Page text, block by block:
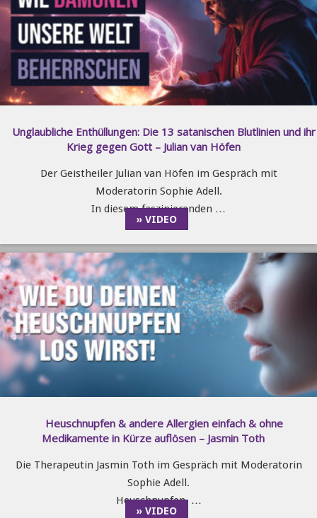
Unglaubliche Enthüllungen: Die 13 satanischen Blutlinien und ihr
Krieg gegen Gott – Julian van Höfen
Der Geistheiler Julian van Höfen im Gespräch mit
Moderatorin Sophie Adell.
In diesem faszinierenden …
» VIDEO
Heuschnupfen & andere Allergien einfach & ohne
Medikamente in Kürze auflösen – Jasmin Toth
Die Therapeutin Jasmin Toth im Gespräch mit Moderatorin
Sophie Adell.
Heuschnupfen, …
» VIDEO